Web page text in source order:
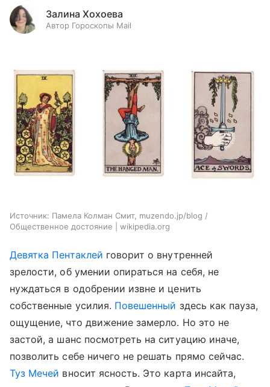
Залина Хохоева
Автор Гороскопы Mail
Источник: Памела Колман Смит, muzendo.jp/blog /
Общественное достояние | wikipedia.org
Девятка Пентаклей говорит о внутренней
зрелости, об умении опираться на себя, не
нуждаться в одобрении извне и ценить
собственные усилия. Повешенный здесь как пауза,
ощущение, что движение замерло. Но это не
застой, а шанс посмотреть на ситуацию иначе,
позволить себе ничего не решать прямо сейчас.
Туз Мечей вносит ясность. Это карта инсайта,